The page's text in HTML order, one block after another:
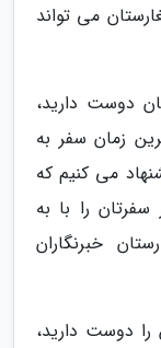
می تواند
دوست دارید،
زمان سفر به
می کنیم که
را با به
خبرنگاران
دوست دارید،